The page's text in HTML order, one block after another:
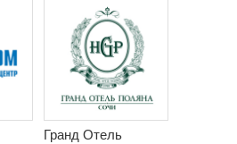
Гранд Отель